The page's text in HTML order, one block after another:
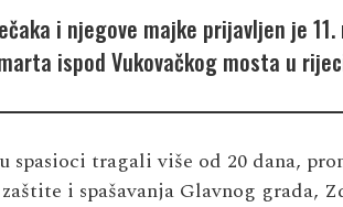
i njegove majke prijavljen je
ispod Vukovačkog mosta u
tragali više od 20 dana,
i spašavanja Glavnog grada,